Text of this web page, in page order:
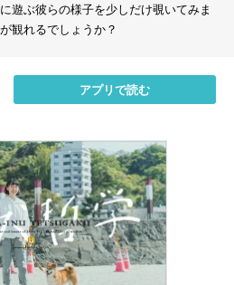
遊ぶ彼らの様子を少しだけ覗いてみま
観れるでしょうか？
アプリで読む